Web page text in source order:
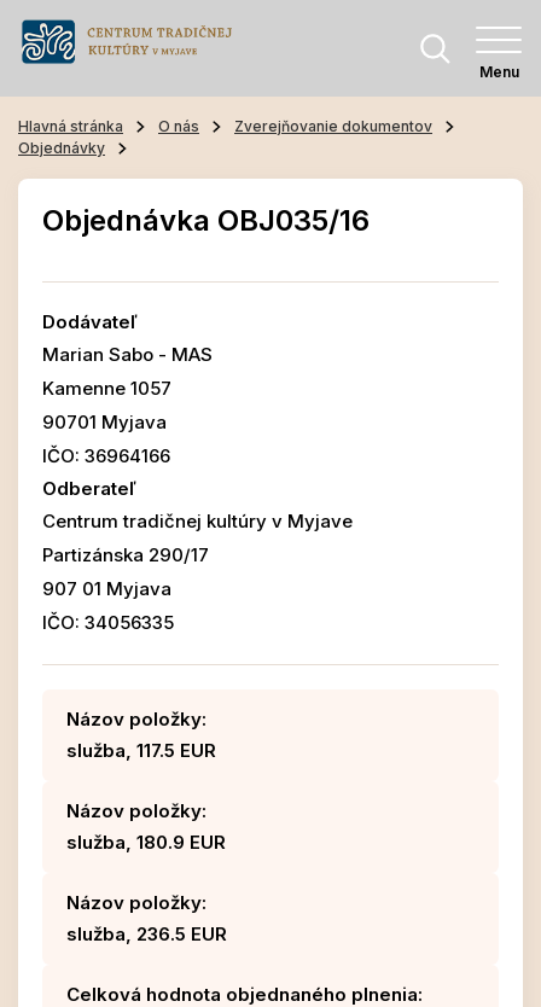
Menu
Hlavná stránka O nás
Zverejňovanie dokumentov
Objednávky
Objednávka OBJ035/16
Dodávateľ
Marian Sabo - MAS
Kamenne 1057
90701 Myjava
IČO: 36964166
Odberateľ
Centrum tradičnej kultúry v Myjave
Partizánska 290/17
907 01 Myjava
IČO: 34056335
Názov položky:
služba, 117.5 EUR
Názov položky:
služba, 180.9 EUR
Názov položky:
služba, 236.5 EUR
Celková hodnota objednaného plnenia: